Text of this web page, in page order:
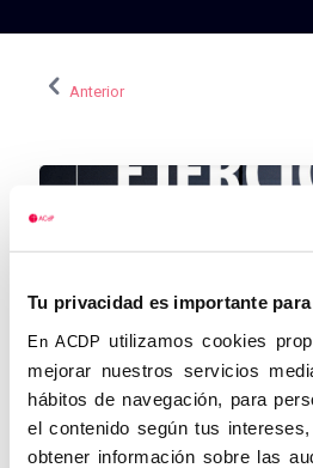
Tu privacidad es importante
En ACDP utilizamos cookies
mejorar nuestros servicios
hábitos de navegación, para
el contenido según tus
obtener información sobre las
Anterior